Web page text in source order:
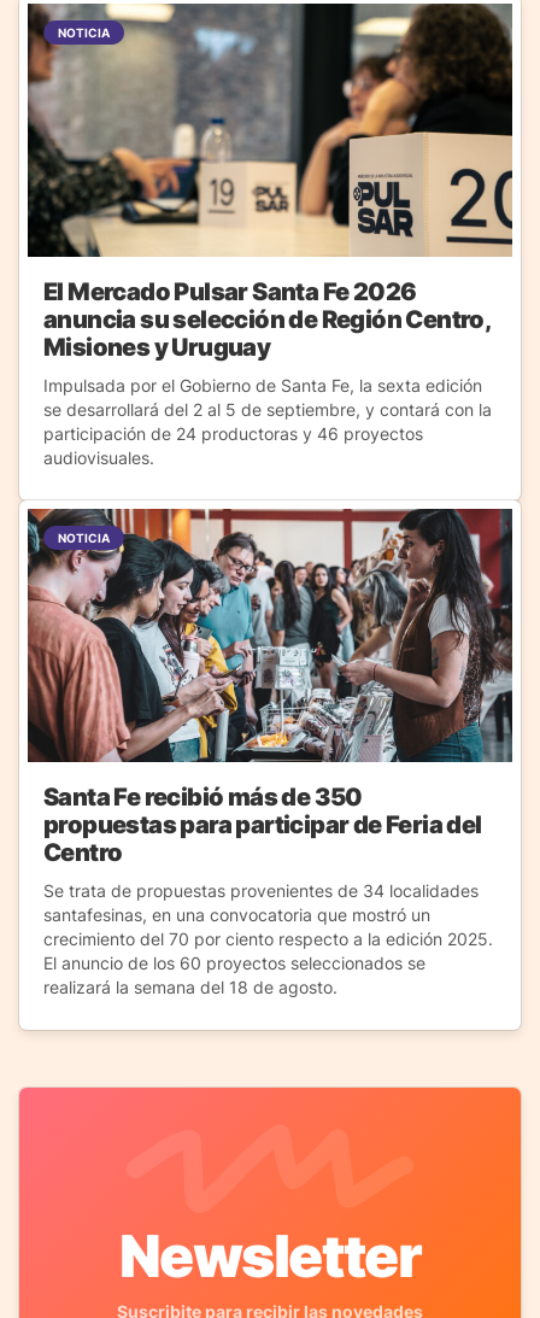
NOTICIA
El Mercado Pulsar Santa Fe 2026
anuncia su selección de Región Centro,
Misiones y Uruguay
Impulsada por el Gobierno de Santa Fe, la sexta edición
se desarrollará del 2 al 5 de septiembre, y contará con la
participación de 24 productoras y 46 proyectos
audiovisuales.
NOTICIA
Santa Fe recibió más de 350
propuestas para participar de Feria del
Centro
Se trata de propuestas provenientes de 34 localidades
santafesinas, en una convocatoria que mostró un
crecimiento del 70 por ciento respecto a la edición 2025.
El anuncio de los 60 proyectos seleccionados se
realizará la semana del 18 de agosto.
Newsletter
Suscribite para recibir las novedades